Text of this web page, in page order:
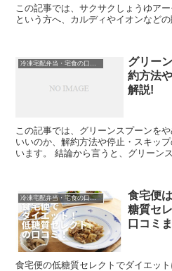
この記事では、サクサクしょうゆア
という方へ、カルディやイオンなど
冷凍宅配弁当・宅食の口コミなど
グリー
約方法
解説!
この記事では、グリーンスプーンを
いいのか、解約方法や停止・スキッ
います。 結論から言うと、グリーンスプーンをやめたくなったら、
冷凍宅配弁当・宅食の口コミなど
食宅便
糖質セ
口コミ
食宅便の低糖質セレクトでダイエッ